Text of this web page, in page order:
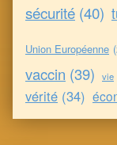
sécurité (40)
Union Européenne
vaccin (39) vie
vérité (34)